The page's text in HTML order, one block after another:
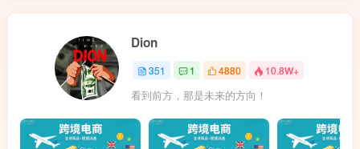
Dion
351 1 4880 10.8W+
看到前方，那是未来的方向！